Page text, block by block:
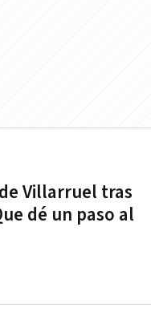
Villarruel tras
dé un paso al